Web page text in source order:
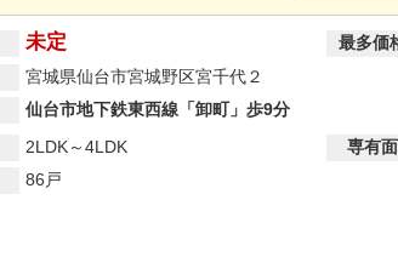
未定 最多価
宮城県仙台市宮城野区宮千代２
仙台市地下鉄東西線「卸町」歩9分
2LDK～4LDK 専有
86戸